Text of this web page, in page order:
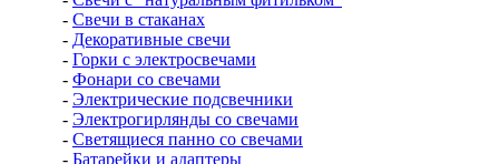
- Свечи в стаканах
- Декоративные свечи
- Горки с электросвечами
- Фонари со свечами
- Электрические подсвечники
- Электрогирлянды со свечами
- Светящиеся панно со свечами
- Батарейки и адаптеры